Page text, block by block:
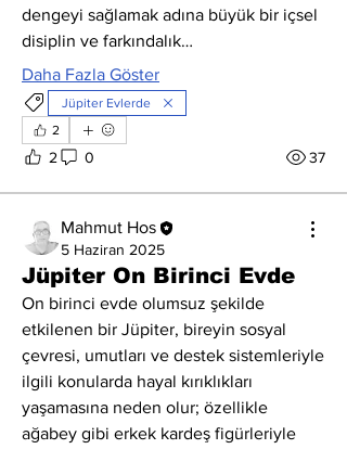
dengeyi sağlamak adına büyük bir içsel
disiplin ve farkındalık…
Daha Fazla Göster
Jüpiter Evlerde
2
2 0 37
Mahmut Hos
5 Haziran 2025
Jüpiter On Birinci Evde
On birinci evde olumsuz şekilde
etkilenen bir Jüpiter, bireyin sosyal
çevresi, umutları ve destek sistemleriyle
ilgili konularda hayal kırıklıkları
yaşamasına neden olur; özellikle
ağabey gibi erkek kardeş figürleriyle